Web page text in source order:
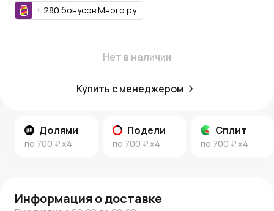
+ 280 бонусовМного.ру
Нет в наличии
Купить с менеджером
Долями
по 700 ₽x4
Подели
по 700 ₽x4
Сплит
по 700 ₽x4
для следующих заказов.
букетам, венкам и интерьерным композициям, придавая
идеях оформления — в нашем
и разделе
Информация о доставке